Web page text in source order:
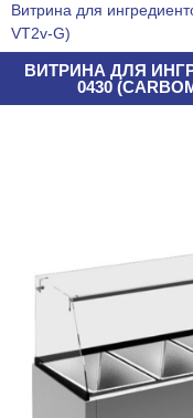
Витрина для
VT2v-G)
ВИТРИНА ДЛЯ
0430